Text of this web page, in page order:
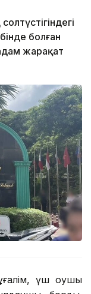
болған
жарақат
үш оқушы